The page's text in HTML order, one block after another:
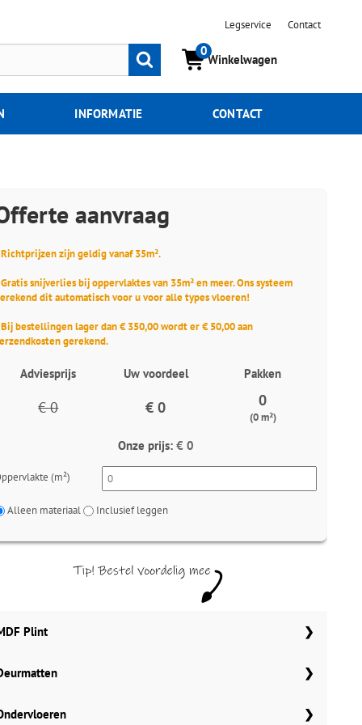
Legservice Contact
0
Winkelwagen
Zoeken
INFORMATIE CONTACT
aanvraag
zijn geldig vanaf 35m².
snijverlies bij oppervlaktes van 35m² en meer. Ons systeem
dit automatisch voor u voor alle types vloeren!
bestellingen lager dan € 350,00 wordt er € 50,00 aan
gerekend.
Adviesprijs Uw voordeel Pakken
€ 0 € 0 0
(0 m²)
Onze prijs: € 0
(m²)
Alleen materiaal Inclusief leggen
Plint
70x12 mm
90x12 mm